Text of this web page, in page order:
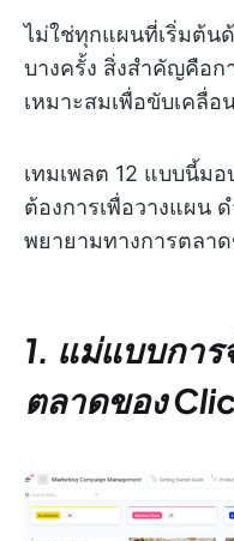
ไม่ใช่ทุกแผนที่เริ่มต้น
บางครั้ง สิ่งสำคัญคือก
เหมาะสมเพื่อขับเคลื่
เทมเพลต 12 แบบนี้ม
ต้องการเพื่อวางแผน
พยายามทางการตลา
1. แม่แบบกา
ตลาดของ